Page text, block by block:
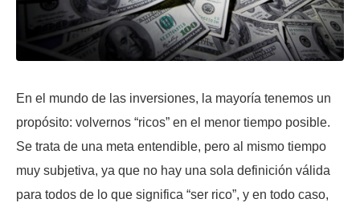
En el mundo de las inversiones, la mayoría tenemos un
propósito: volvernos “ricos” en el menor tiempo posible.
Se trata de una meta entendible, pero al mismo tiempo
muy subjetiva, ya que no hay una sola definición válida
para todos de lo que significa “ser rico”, y en todo caso,